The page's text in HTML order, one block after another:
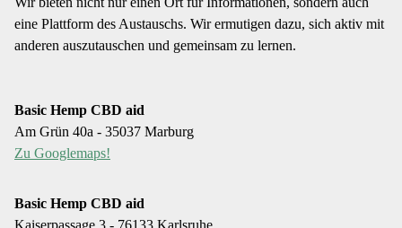
eine Plattform des Austauschs. Wir ermutigen dazu, sich aktiv mit
anderen auszutauschen und gemeinsam zu lernen.
Basic Hemp CBD aid
Am Grün 40a - 35037 Marburg
Zu Googlemaps!
Basic Hemp CBD aid